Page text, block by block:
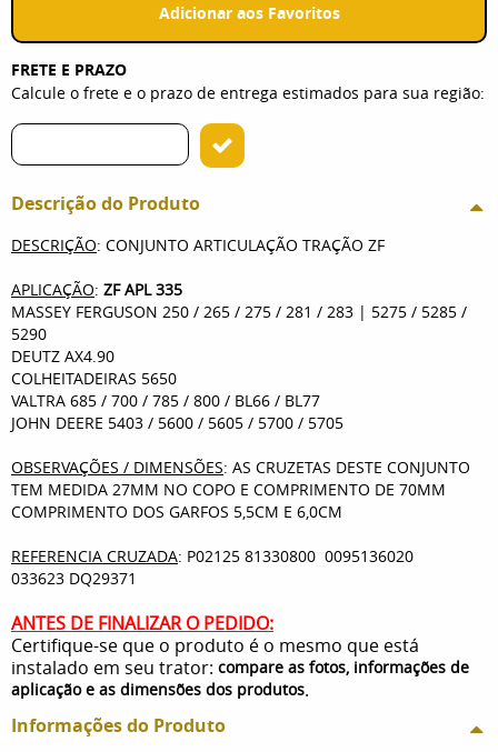
Adicionar aos Favoritos
FRETE E PRAZO
Calcule o frete e o prazo de entrega estimados para sua região:
Descrição do Produto
DESCRIÇÃO: CONJUNTO ARTICULAÇÃO TRAÇÃO ZF
APLICAÇÃO: ZF APL 335
MASSEY FERGUSON 250 / 265 / 275 / 281 / 283 | 5275 / 5285 /
5290
DEUTZ AX4.90
COLHEITADEIRAS 5650
VALTRA 685 / 700 / 785 / 800 / BL66 / BL77
JOHN DEERE 5403 / 5600 / 5605 / 5700 / 5705
OBSERVAÇÕES / DIMENSÕES: AS CRUZETAS DESTE CONJUNTO
TEM MEDIDA 27MM NO COPO E COMPRIMENTO DE 70MM
COMPRIMENTO DOS GARFOS 5,5CM E 6,0CM
REFERENCIA CRUZADA: P02125 81330800 0095136020
033623 DQ29371
ANTES DE FINALIZAR O PEDIDO:
Certifique-se que o produto é o mesmo que está
instalado em seu trator: compare as fotos, informações de
aplicação e as dimensões dos produtos.
Informações do Produto